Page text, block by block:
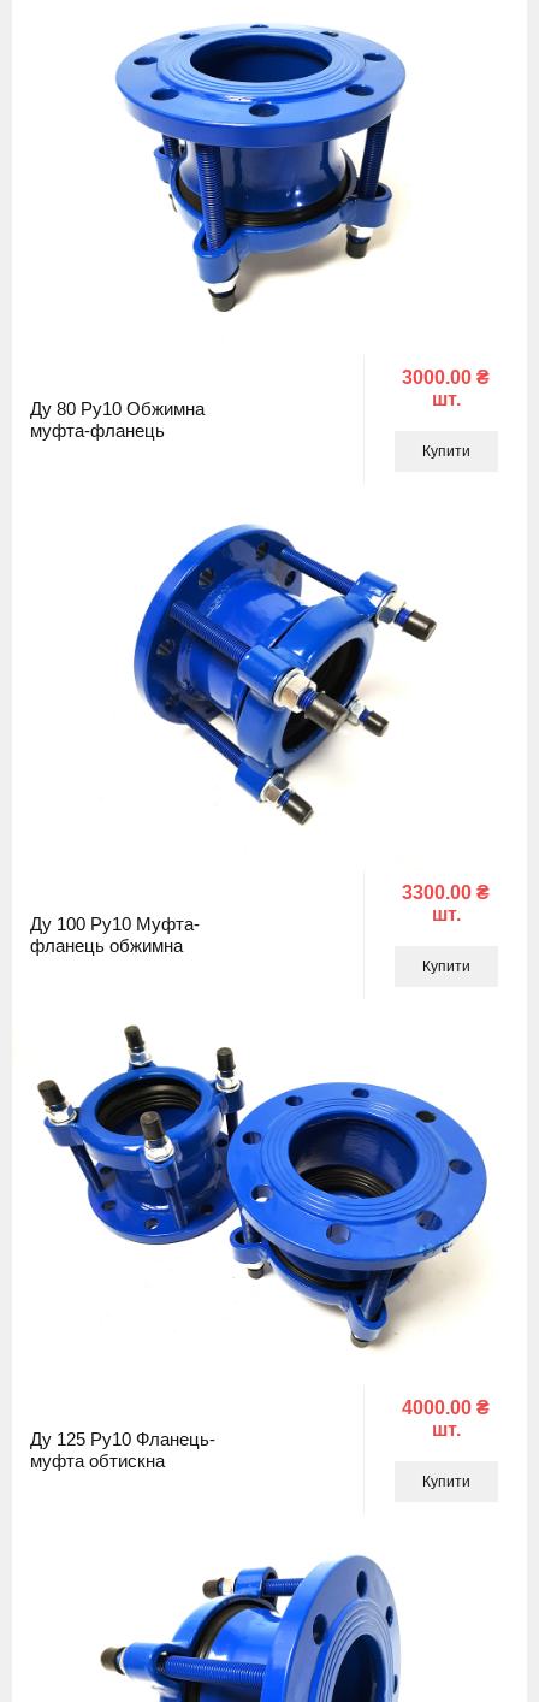
Ду 80 Ру10 Обжимна
муфта-фланець
3000.00 ₴
шт.
Купити
Ду 100 Ру10 Муфта-
фланець обжимна
3300.00 ₴
шт.
Купити
Ду 125 Ру10 Фланець-
муфта обтискна
4000.00 ₴
шт.
Купити